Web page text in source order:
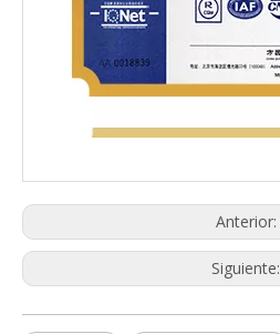
Anterior:
Siguiente: